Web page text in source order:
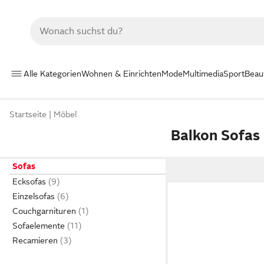
Alle KategorienWohnen & EinrichtenModeMultimediaSport
Startseite Möbel
Balkon Sofas
Sofas
Ecksofas
Einzelsofas
Couchgarnituren
Sofaelemente
Recamieren